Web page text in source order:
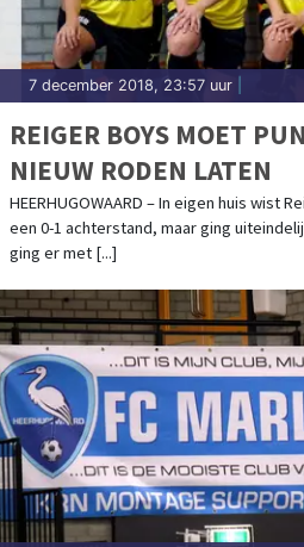
7 december 2018, 23:57 uur
REIGER BOYS MOET
NIEUW RODEN LATEN
HEERHUGOWAARD – In eigen huis wist
een 0-1 achterstand, maar ging
ging er met [...]